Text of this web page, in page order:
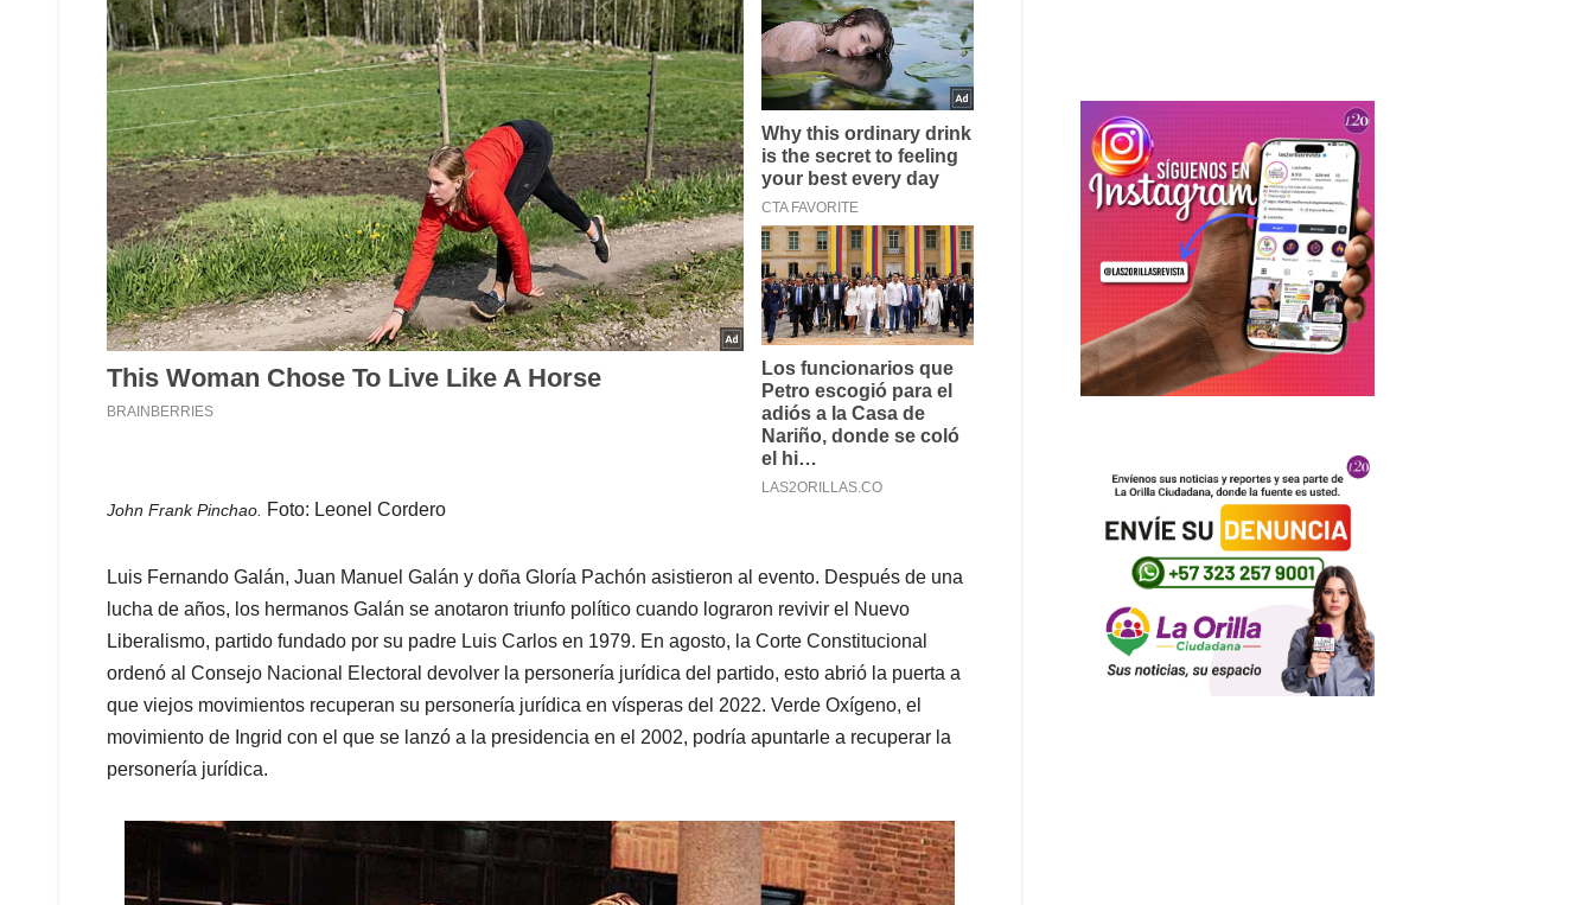
John Frank Pinchao. Foto: Leonel Cordero
Luis Fernando Galán, Juan Manuel Galán y doña Gloría Pachón asistieron al evento. Después de una
lucha de años, los hermanos Galán se anotaron triunfo político cuando lograron revivir el Nuevo
Liberalismo, partido fundado por su padre Luis Carlos en 1979. En agosto, la Corte Constitucional
ordenó al Consejo Nacional Electoral devolver la personería jurídica del partido, esto abrió la puerta a
que viejos movimientos recuperan su personería jurídica en vísperas del 2022. Verde Oxígeno, el
movimiento de Ingrid con el que se lanzó a la presidencia en el 2002, podría apuntarle a recuperar la
personería jurídica.